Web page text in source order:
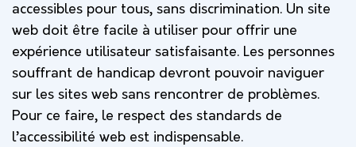
accessibles pour tous, sans discrimination. Un site
web doit être facile à utiliser pour offrir une
expérience utilisateur satisfaisante. Les personnes
souffrant de handicap devront pouvoir naviguer
sur les sites web sans rencontrer de problèmes.
Pour ce faire, le respect des standards de
l’accessibilité web est indispensable.